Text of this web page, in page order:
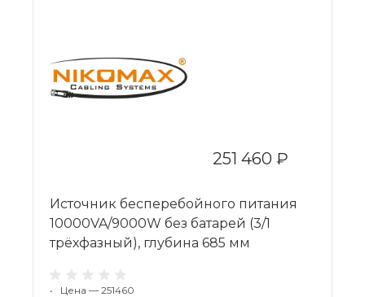
251 460 ₽
Источник бесперебойного питания
10000VA/9000W без батарей (3/1
трёхфазный), глубина 685 мм
• Цена — 251460